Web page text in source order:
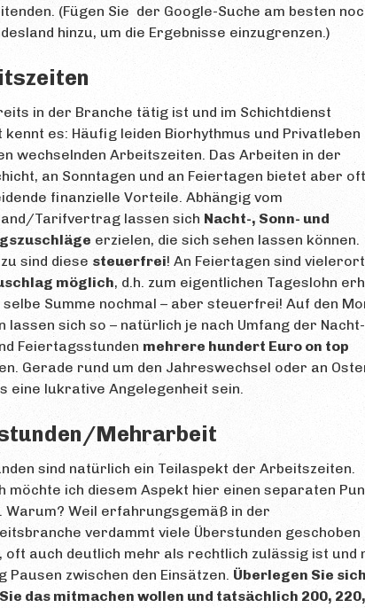
(Fügen Sie der Google-Suche am besten
hinzu, um die Ergebnisse einzugrenzen.)
in der Branche tätig ist und im Schichtdienst
es: Häufig leiden Biorhythmus und Privatleben
wechselnden Arbeitszeiten. Das Arbeiten in der
an Sonntagen und an Feiertagen bietet aber oft
finanzielle Vorteile. Abhängig vom
Tarifvertrag lassen sich Nacht-, Sonn- und
erzielen, die sich sehen lassen können.
sind diese steuerfrei! An Feiertagen sind
möglich, d.h. zum eigentlichen Tageslohn
selbe Summe nochmal – aber steuerfrei! Auf den
lassen sich so – natürlich je nach Umfang der
Feiertagsstunden mehrere hundert Euro on top
Gerade rund um den Jahreswechsel oder an
eine lukrative Angelegenheit sein.
Mehrarbeit
sind natürlich ein Teilaspekt der Arbeitszeiten.
möchte ich diesem Aspekt hier einen separaten
Warum? Weil erfahrungsgemäß in der
verdammt viele Überstunden geschoben
oft auch deutlich mehr als rechtlich zulässig ist und
Pausen zwischen den Einsätzen. Überlegen Sie
das mitmachen wollen und tatsächlich 200, 220,